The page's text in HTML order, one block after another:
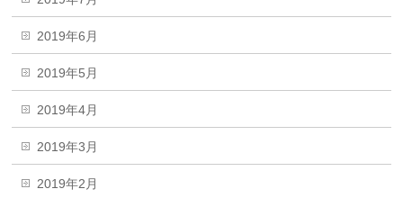
2019年6月
2019年5月
2019年4月
2019年3月
2019年2月